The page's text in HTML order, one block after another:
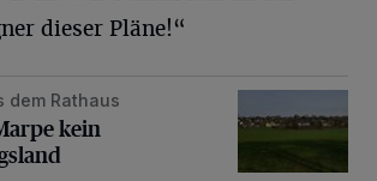
dieser Pläne!“
kein Bauerwartungsland
dem Rathaus
kein